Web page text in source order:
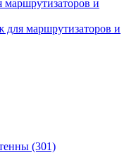
маршрутизаторов и
для маршрутизаторов и
(301)